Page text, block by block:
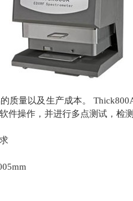
质量以及生产成本。
件操作，并进行多点测试，检